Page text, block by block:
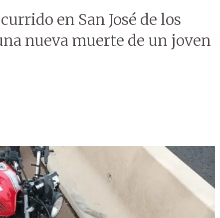
en San José de los
nueva muerte de un joven